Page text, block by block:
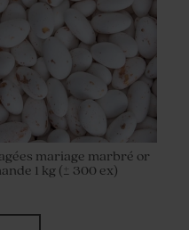
mariage marbré or
1 kg (± 300 ex)